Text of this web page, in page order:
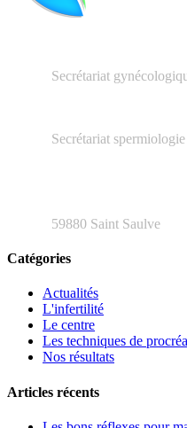
Secrétariat
Secrétariat spermiologie
59880 Saint Saulve
Catégories
Actualités
L'infertilité
Le centre
Les techniques de
Nos résultats
Articles récents